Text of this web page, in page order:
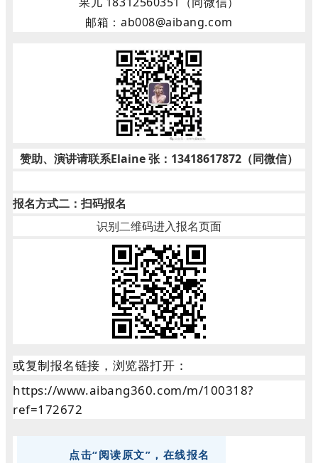
邮箱：ab008@aibang.com
赞助、演讲请联系Elaine 张：13418617872（同微信）
报名方式二：扫码报名
识别二维码进入报名页面
或复制报名链接，浏览器打开：
https://www.aibang360.com/m/100318?
ref=172672
点击“阅读原文”，在线报名